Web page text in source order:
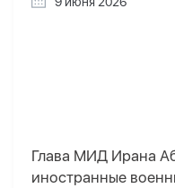
Глава МИД Ирана
иностранные